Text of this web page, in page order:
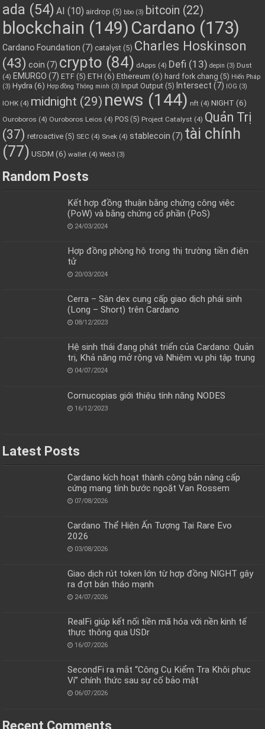
ada (54) AI (10) airdrop (5) bbo (3) bitcoin (22)
blockchain (149) Cardano (173)
Cardano Foundation (7) catalyst (5) Charles Hoskinson
(43) coin (7) crypto (84) dApps (4) Defi (13) depin (3) Dust
(4) EMURGO (7) ETF (5) ETH (6) Ethereum (6) hard fork chang (5) Hiến Pháp
(3) Hydra (6) Hợp đồng Thông minh (3) Input Output (5) Intersect (7) IOG (3)
IOHK (4) midnight (29) news (144) nft (4) NIGHT (6)
Ouroboros (4) Ouroboros Leios (4) POS (5) Project Catalyst (4) Quản Trị
(37) retroactive (5) SEC (4) Snek (4) stablecoin (7) tài chính
(77) USDM (6) wallet (4) Web3 (3)
Random Posts
Kết hợp đồng thuận bằng chứng công việc
(PoW) và bằng chứng cổ phần (PoS)
24/03/2024
Hợp đồng phòng hộ trong thị trường tiền điện
tử
20/03/2024
Cerra – Sàn dex cung cấp giao dịch phái sinh
(Long – Short) trên Cardano
08/12/2023
Hệ sinh thái đang phát triển của Cardano: Quản
trị, Khả năng mở rộng và Nhiệm vụ phi tập trung
04/07/2024
Cornucopias giới thiệu tính năng NODES
16/12/2023
Latest Posts
Cardano kích hoạt thành công bản nâng cấp
cứng mang tính bước ngoặt Van Rossem
07/08/2026
Cardano Thể Hiện Ấn Tượng Tại Rare Evo
2026
03/08/2026
Giao dịch rút token lớn từ hợp đồng NIGHT gây
ra đợt bán tháo mạnh
24/07/2026
RealFi giúp kết nối tiền mã hóa với nền kinh tế
thực thông qua USDr
16/07/2026
SecondFi ra mắt “Công Cụ Kiểm Tra Khôi phục
Ví” chính thức sau sự cố bảo mật
06/07/2026
Recent Comments